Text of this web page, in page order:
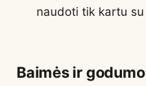
naudoti tik kartu
Baimės ir